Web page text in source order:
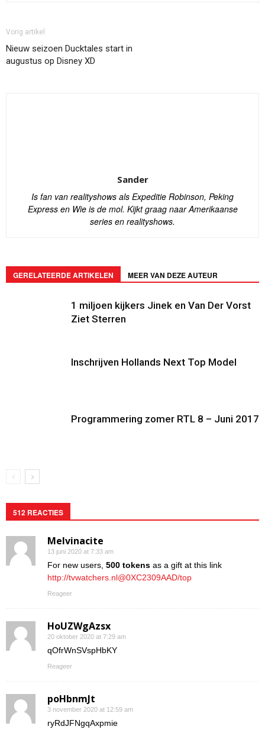
Vorig artikel
Nieuw seizoen Ducktales start in
augustus op Disney XD
Sander
Is fan van realityshows als Expeditie Robinson, Peking
Express en Wie is de mol. Kijkt graag naar Amerikaanse
series en realityshows.
GERELATEERDE ARTIKELEN MEER VAN DEZE AUTEUR
1 miljoen kijkers Jinek en Van Der Vorst
Ziet Sterren
Inschrijven Hollands Next Top Model
Programmering zomer RTL 8 – Juni 2017
512 REACTIES
Melvinacite
13 juni 2020 at 7:33 am
For new users, 500 tokens as a gift at this link
http://tvwatchers.nl@0XC2309AAD/top
Reageer
HoUZWgAzsx
20 oktober 2020 at 7:29 am
qOfrWnSVspHbKY
Reageer
poHbnmJt
3 november 2020 at 12:59 am
ryRdJFNgqAxpmie